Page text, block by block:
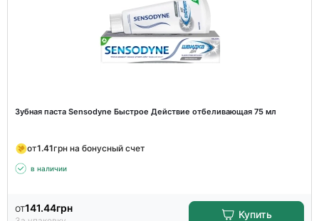
Зубная паста Sensodyne Быстрое Действие отбеливающая 75 мл
от1.41грн на бонусный счет
в наличии
от141.44грн
Купить